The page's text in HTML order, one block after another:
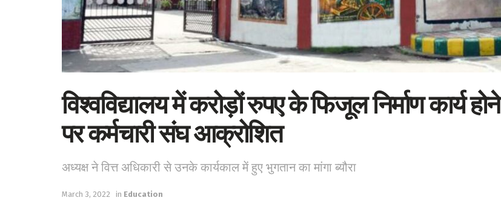
विश्वविद्यालय में करोड़ों रुपए के फिजूल निर्माण कार्य होने
पर कर्मचारी संघ आक्रोशित
अध्यक्ष ने वित्त अधिकारी से उनके कार्यकाल में हुए भुगतान का मांगा ब्यौरा
March 3, 2022 in Education